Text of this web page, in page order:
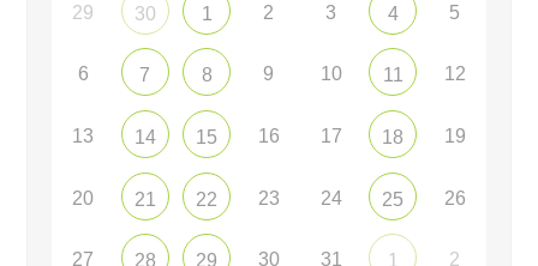
29 30 1 2 3 4 5
6 7 8 9 10 11 12
13 14 15 16 17 18 19
20 21 22 23 24 25 26
27 28 29 30 31 1 2